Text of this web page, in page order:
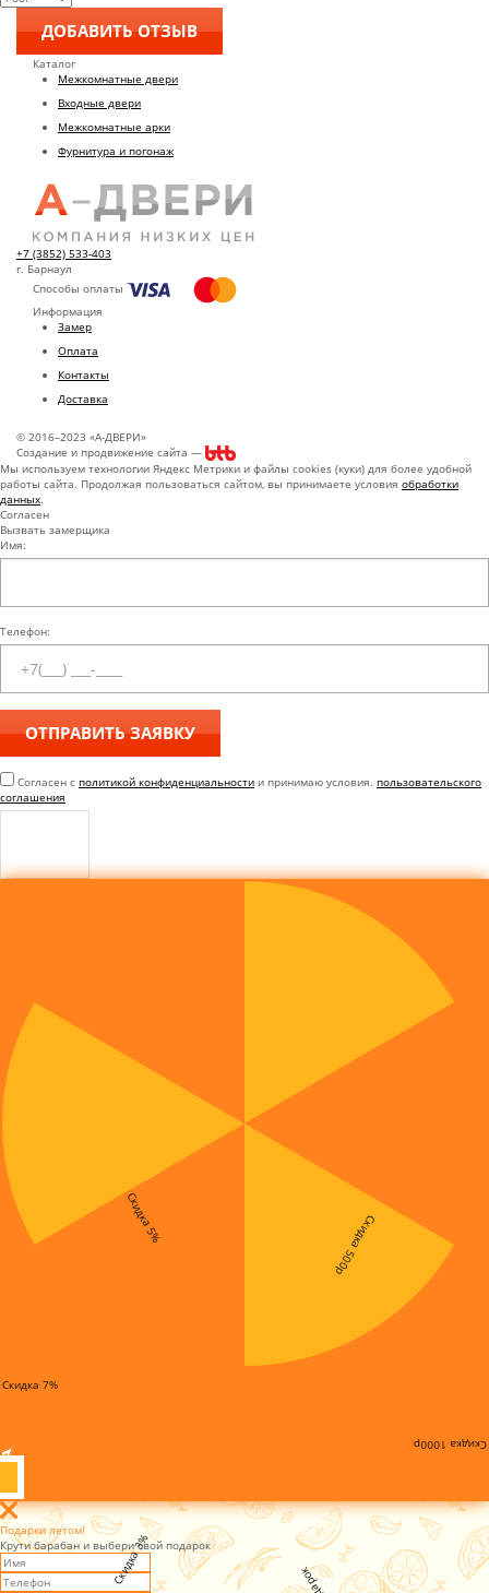
Каталог
Межкомнатные двери
Входные двери
Межкомнатные арки
Фурнитура и погонаж
+7 (3852) 533-403
г. Барнаул
Способы оплаты
Информация
Замер
Оплата
Контакты
Доставка
© 2016–2023 «А-ДВЕРИ»
Создание и продвижение сайта —
Мы используем технологии Яндекс Метрики и файлы cookies (куки) для более удобной
работы сайта. Продолжая пользоваться сайтом, вы принимаете условия обработки
данных.
Согласен
Вызвать замерщика
Имя:
Телефон:
Согласен с политикой конфиденциальности и принимаю условия. пользовательского
соглашения
Скидка 3%
Скидка 7%
Скидка 5% Скидка 500р
Скидка 1000р
Подарки летом!
Крути барабан и выбери свой подарок